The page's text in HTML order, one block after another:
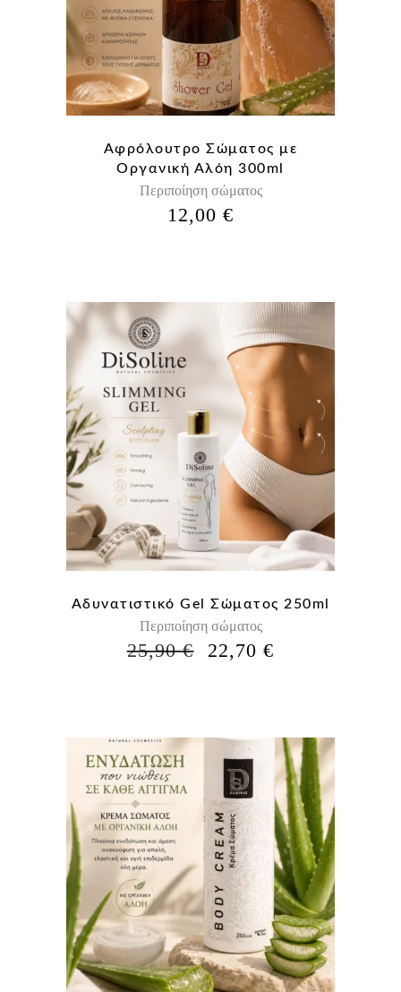
Αφρόλουτρο Σώματος με
Οργανική Αλόη 300ml
Περιποίηση σώματος
12,00€
Αδυνατιστικό Gel Σώματος 250ml
Περιποίηση σώματος
25,90€
Η
22,70€